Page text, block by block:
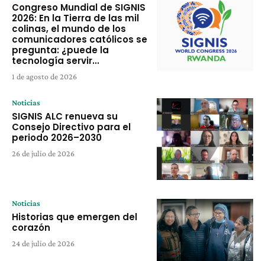
Congreso Mundial de SIGNIS
2026: En la Tierra de las mil
colinas, el mundo de los
comunicadores católicos se
pregunta: ¿puede la
tecnología servir...
1 de agosto de 2026
Noticias
SIGNIS ALC renueva su
Consejo Directivo para el
periodo 2026–2030
26 de julio de 2026
Noticias
Historias que emergen del
corazón
24 de julio de 2026